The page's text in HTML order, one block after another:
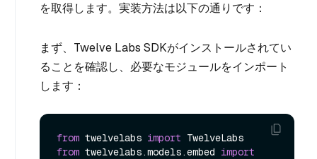
を取得します。実装方法は以下の通りです：
まず、Twelve Labs SDKがインストールされてい
ることを確認し、必要なモジュールをインポート
します：
from twelvelabs import
from twelvelabs.models.embed import